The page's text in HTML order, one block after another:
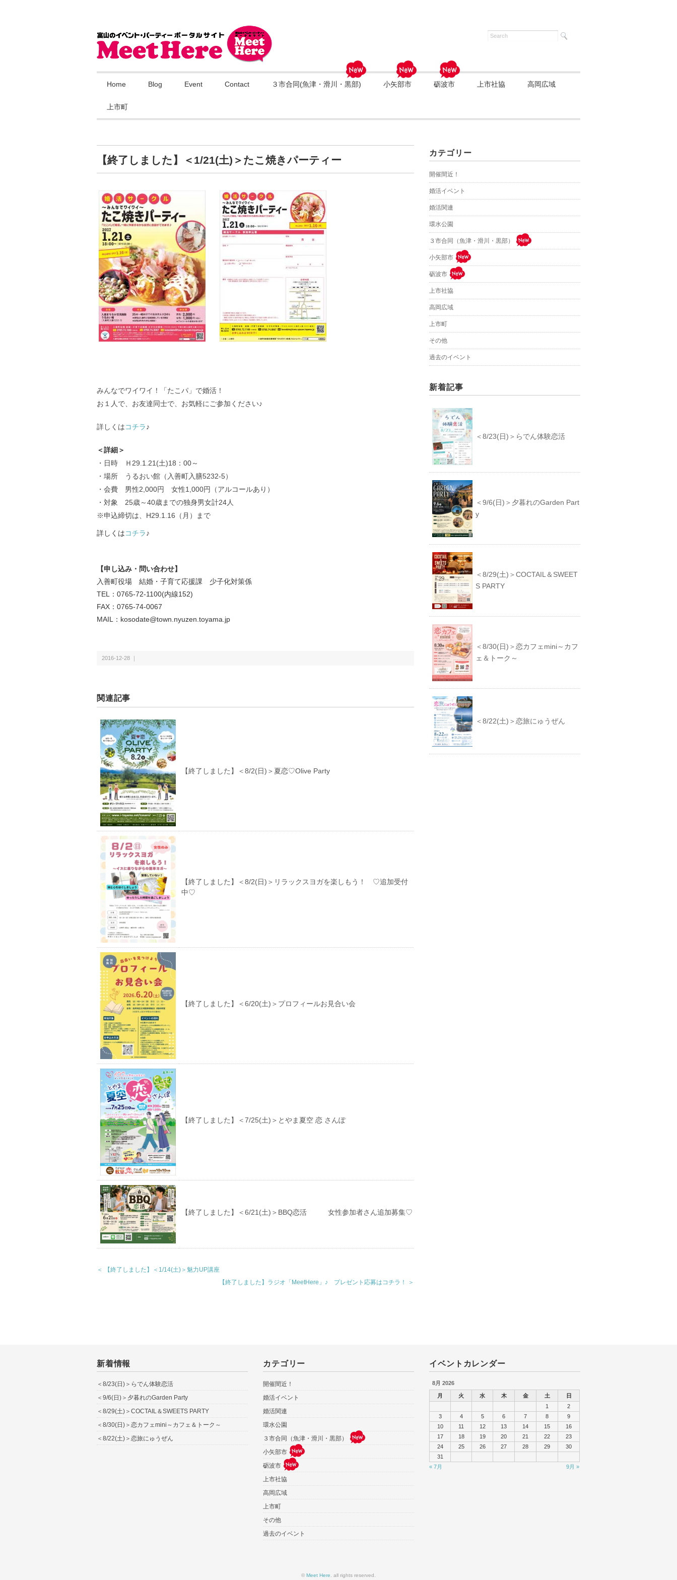
Home Blog Event Contact ３市合同(魚津・滑川・黒部) 小矢部市 砺波市 上市社協 高岡広域
上市町
【終了しました】＜1/21(土)＞たこ焼きパーティー
みんなでワイワイ！「たこパ」で婚活！
お１人で、お友達同士で、お気軽にご参加ください♪
詳しくはコチラ♪
＜詳細＞
・日時 Ｈ29.1.21(土)18：00～
・場所 うるおい館（入善町入膳5232-5）
・会費 男性2,000円 女性1,000円（アルコールあり）
・対象 25歳～40歳までの独身男女計24人
※申込締切は、H29.1.16（月）まで
詳しくはコチラ♪
【申し込み・問い合わせ】
入善町役場 結婚・子育て応援課 少子化対策係
TEL：0765-72-1100(内線152)
FAX：0765-74-0067
MAIL：kosodate@town.nyuzen.toyama.jp
2016-12-28 ｜
関連記事
【終了しました】＜8/2(日)＞夏恋♡Olive Party
【終了しました】＜8/2(日)＞リラックスヨガを楽しもう！ ♡追加受付
中♡
【終了しました】＜6/20(土)＞プロフィールお見合い会
【終了しました】＜7/25(土)＞とやま夏空 恋 さんぽ
【終了しました】＜6/21(土)＞BBQ恋活 女性参加者さん追加募集♡
＜ 【終了しました】＜1/14(土)＞魅力UP講座
【終了しました】ラジオ「MeetHere」♪ プレゼント応募はコチラ！ ＞
カテゴリー
開催間近！
婚活イベント
婚活関連
環水公園
３市合同（魚津・滑川・黒部）
小矢部市
砺波市
上市社協
高岡広域
上市町
その他
過去のイベント
新着記事
＜8/23(日)＞らでん体験恋活
＜9/6(日)＞夕暮れのGarden Part
y
＜8/29(土)＞COCTAIL＆SWEET
S PARTY
＜8/30(日)＞恋カフェmini～カフ
ェ＆トーク～
＜8/22(土)＞恋旅にゅうぜん
新着情報
＜8/23(日)＞らでん体験恋活
＜9/6(日)＞夕暮れのGarden Party
＜8/29(土)＞COCTAIL＆SWEETS PARTY
＜8/30(日)＞恋カフェmini～カフェ＆トーク～
＜8/22(土)＞恋旅にゅうぜん
カテゴリー
開催間近！
婚活イベント
婚活関連
環水公園
３市合同（魚津・滑川・黒部）
小矢部市
砺波市
上市社協
高岡広域
上市町
その他
過去のイベント
イベントカレンダー
8月 2026
月 火 水 木 金 土
日
1
2
3
4 5 6 7 8
9
10
11 12 13 14 15
16
17
18 19 20 21 22
23
24
25 26 27 28 29
30
31
« 7月
9月 »
© Meet Here . all rights reserved.